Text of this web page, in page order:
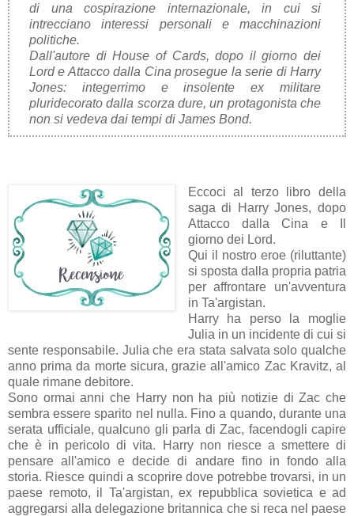
di una cospirazione internazionale, in cui si
intrecciano interessi personali e macchinazioni
politiche.
Dall'autore di House of Cards, dopo il giorno dei
Lord e Attacco dalla Cina prosegue la serie di Harry
Jones: integerrimo e insolente ex militare
pluridecorato dalla scorza dure, un protagonista che
non si vedeva dai tempi di James Bond.
Eccoci al terzo libro della
saga di Harry Jones, dopo
Attacco dalla Cina e Il
giorno dei Lord.
Qui il nostro eroe (riluttante)
si sposta dalla propria patria
per affrontare un'avventura
in Ta'argistan.
Harry ha perso la moglie
Julia in un incidente di cui si
sente responsabile. Julia che era stata salvata solo qualche
anno prima da morte sicura, grazie all'amico Zac Kravitz, al
quale rimane debitore.
Sono ormai anni che Harry non ha più notizie di Zac che
sembra essere sparito nel nulla. Fino a quando, durante una
serata ufficiale, qualcuno gli parla di Zac, facendogli capire
che è in pericolo di vita. Harry non riesce a smettere di
pensare all'amico e decide di andare fino in fondo alla
storia. Riesce quindi a scoprire dove potrebbe trovarsi, in un
paese remoto, il Ta'argistan, ex repubblica sovietica e ad
aggregarsi alla delegazione britannica che si reca nel paese